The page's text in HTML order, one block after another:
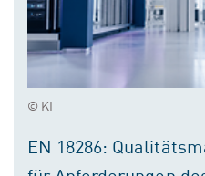
© KI
EN 18286: